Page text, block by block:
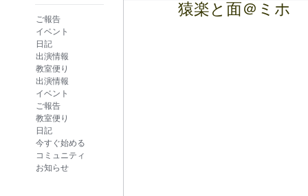
ご報告
イベント
日記
出演情報
教室便り
出演情報
イベント
ご報告
教室便り
日記
今すぐ始める
コミュニティ
お知らせ
猿楽と面＠ミホ